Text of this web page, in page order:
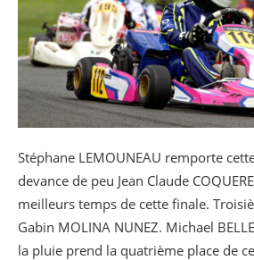
Stéphane LEMOUNEAU remporte
devance de peu Jean Claude
meilleurs temps de cette finale.
Gabin MOLINA NUNEZ. Michael
la pluie prend la quatrième place de